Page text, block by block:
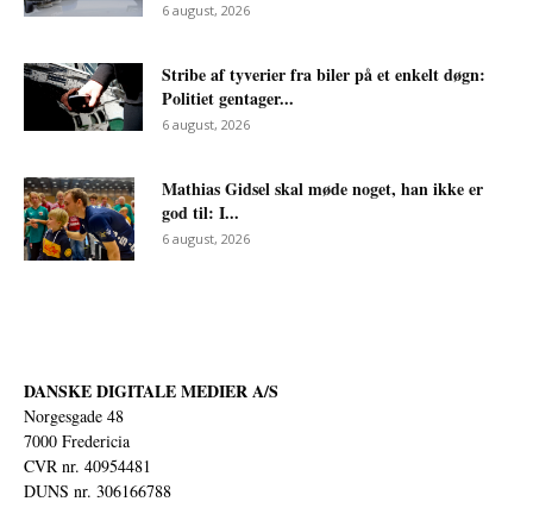
6 august, 2026
Stribe af tyverier fra biler på et enkelt døgn:
Politiet gentager...
6 august, 2026
Mathias Gidsel skal møde noget, han ikke er
god til: I...
6 august, 2026
DANSKE DIGITALE MEDIER A/S
Norgesgade 48
7000 Fredericia
CVR nr. 40954481
DUNS nr. 306166788